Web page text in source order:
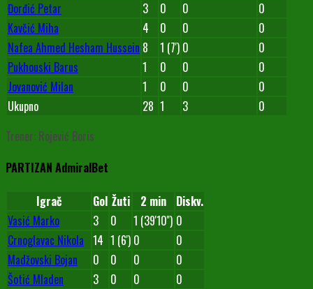
Đorđić Petar
3 0 0
0
Kavčić Miha
4 0 0
0
Nafea Ahmed Hesham Hussein 8 1 (7') 0
0
Pukhouski Barus
1 0 0
0
Jovanović Milan
1 0 0
0
Ukupno
28 1 3
0
Trener: Rojević Boris
PARTIZAN AdmiralBet
Igrač Gol Žuti 2 min
Diskv.
Vasić Marko
3 0 1 (39'10'') 0
Crnoglavac Nikola 14 1 (6') 0
0
Madžovski Bojan
0 0 0
0
Šotić Mladen
3 0 0
0